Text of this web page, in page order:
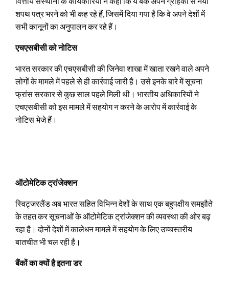
शपथ पत्र भरने को भी कह रहे हैं, जिसमें दिया गया है कि वे अपने देशों में
सभी कानूनों का अनुपालन कर रहे हैं।
एचएसबीसी को नोटिस
भारत सरकार की एचएसबीसी की जिनेवा शाखा में खाता रखने वाले अपने
लोगों के मामले में पहले से ही कार्रवाई जारी है। उसे इनके बारे में सूचना
फ्रांस सरकार से कुछ साल पहले मिली थी। भारतीय अधिकारियों ने
एचएसबीसी को इस मामले में सहयोग न करने के आरोप में कार्रवाई के
नोटिस भेजे हैं।
ऑटोमेटिक ट्रांजेक्शन
स्विट्जरलैंड अब भारत सहित विभिन्न देशों के साथ एक बहुपक्षीय समझौते
के तहत कर सूचनाओं के ऑटोमेटिक ट्रांजेक्शन की व्यवस्था की ओर बढ़
रहा है। दोनों देशों में कालेधन मामले में सहयोग के लिए उच्चस्तरीय
बातचीत भी चल रही है।
बैंकों का क्यों है इतना डर